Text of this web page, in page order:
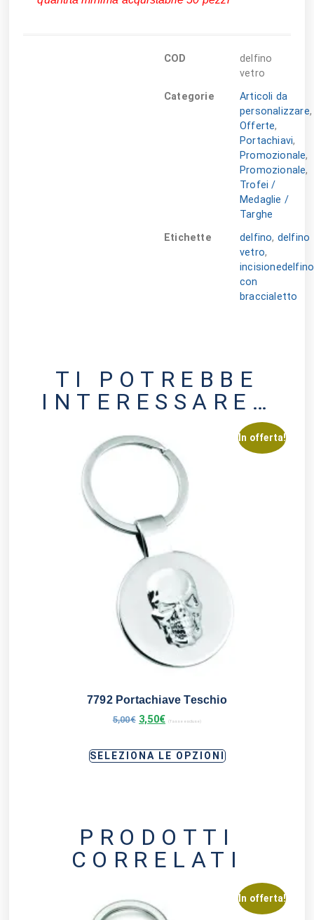
COD
delfino
vetro
Categorie
Articoli da
personalizzare,
Offerte,
Portachiavi,
Promozionale,
Promozionale,
Trofei /
Medaglie /
Targhe
Etichette
delfino, delfino
vetro,
incisionedelfino
con
braccialetto
TI POTREBBE
INTERESSARE…
In offerta!
7792 Portachiave Teschio
5,00€ 3,50€ (Tasse escluse)
SELEZIONA LE OPZIONI
PRODOTTI
CORRELATI
In offerta!